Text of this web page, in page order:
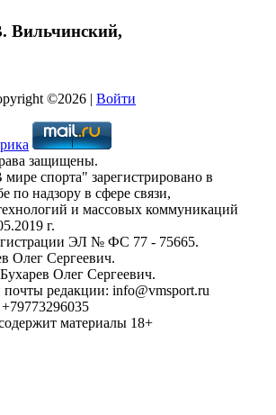
Вильчинский,
©2026 | Войти
защищены.
спорта" зарегистрировано в
по надзору в сфере связи,
и массовых коммуникаций
г.
ЭЛ № ФС 77 - 75665.
Олег Сергеевич.
Олег Сергеевич.
почты редакции: info@vmsport.ru
материалы 18+